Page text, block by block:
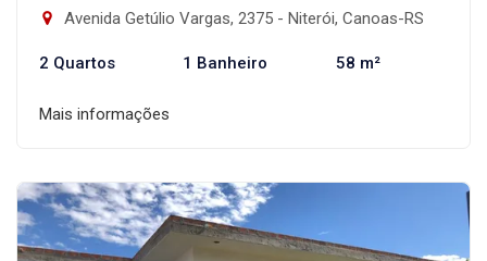
Avenida Getúlio Vargas, 2375 - Niterói, Canoas-RS
2 Quartos 1 Banheiro 58 m²
Mais informações